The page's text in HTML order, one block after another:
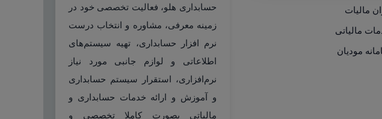
مالیات
مالیاتی
مودیان
حسابداری هلو، فعالیت تخصصی خود در
زمینه معرفی، مشاوره و انتخاب درست
نرم افزار حسابداری، تهیه سیستم‌های
اطلاعاتی و لوازم جانبی مورد نیاز
نرم‌افزاری، استقرار سیستم حسابداری
و آموزش و ارائه خدمات حسابداری و
مالیاتی بصورت کاملا تخصصی و